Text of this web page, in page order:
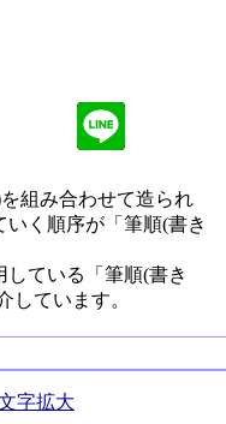
組み合わせて造られ
く順序が「筆順(書き
ている「筆順(書き
しています。
字拡大